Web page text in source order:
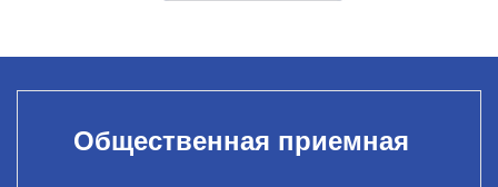
Общественная приемная